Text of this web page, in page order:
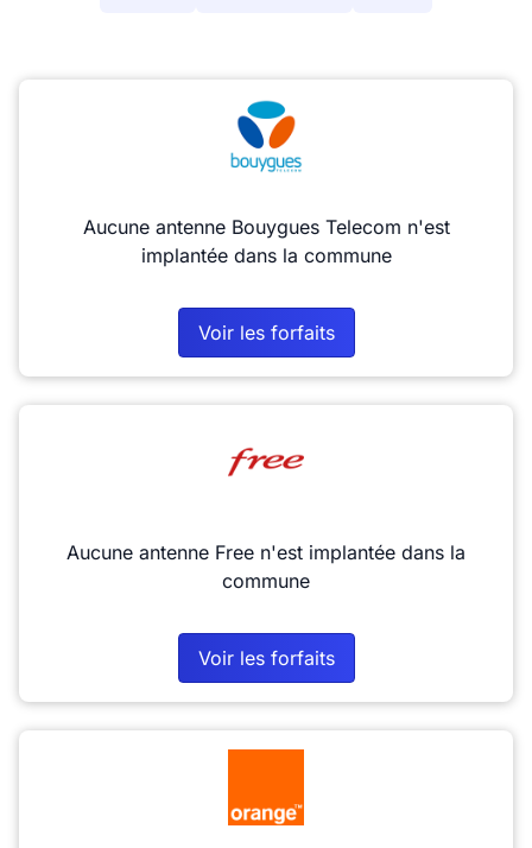
Aucune antenne Bouygues Telecom n'est
implantée dans la commune
Voir les forfaits
Aucune antenne Free n'est implantée dans la
commune
Voir les forfaits